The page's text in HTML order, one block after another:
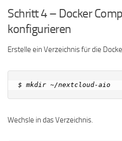
Schritt 4 – Docker
konfigurieren
Erstelle ein Verzeichnis für die
Wechsle in das Verzeichnis.